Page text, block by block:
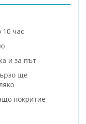
10 час
и за път
ще
покритие